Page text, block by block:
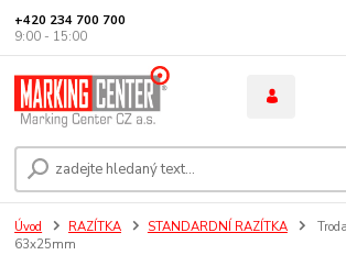
+420 234 700 700
9:00 - 15:00
Úvod RAZÍTKA STANDARDNÍ RAZÍTKA
63x25mm